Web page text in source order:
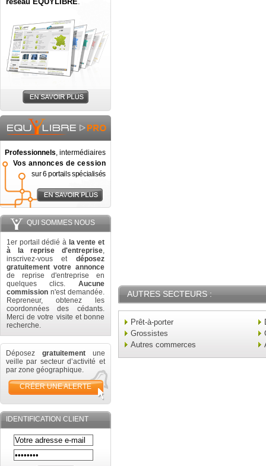
Professionnels, intermédiaires
Vos annonces de cession
sur 6 portails spécialisés
QUI SOMMES NOUS
1er portail dédié à la vente et
à la reprise d'entreprise,
inscrivez-vous et déposez
gratuitement votre annonce
de reprise d'entreprise en
quelques clics. Aucune
commission n'est demandée.
Repreneur, obtenez les
coordonnées des cédants.
Merci de votre visite et bonne
recherche.
Déposez gratuitement une
veille par secteur d’activité et
par zone géographique.
CRÉER UNE ALERTE
IDENTIFICATION CLIENT
AUTRES SECTEURS :
Prêt-à-porter
Grossistes
Autres commerces